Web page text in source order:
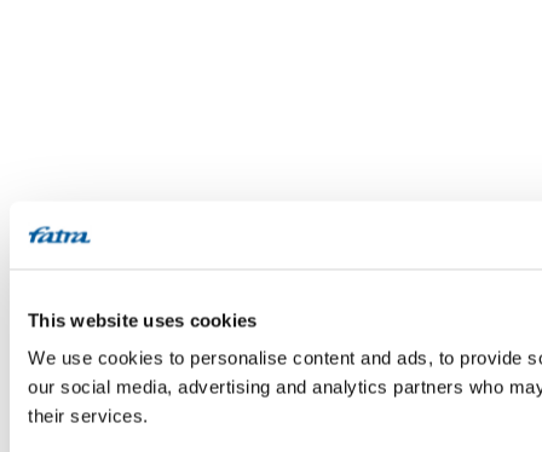
This website uses cookies
We use cookies to personalise content and ads, to provide
our social media, advertising and analytics partners who
their services.